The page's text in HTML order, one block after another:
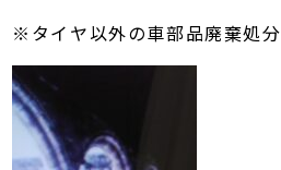
※タイヤ以外の車部品廃棄処